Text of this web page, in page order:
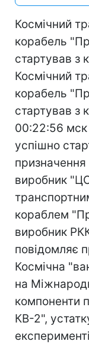
Космічний
корабель
стартував з
Космічний
корабель
стартував з
00:22:56
успішно
виробник
кораблем
виробник
повідомляє
Космічна
на
компоненти
КВ-2",